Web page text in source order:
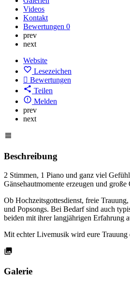
Videos
Kontakt
Bewertungen 0
prev
next
Website
Lesezeichen
Bewertungen
Teilen
Melden
prev
next
Beschreibung
2 Stimmen, 1 Piano und ganz viel
Gänsehautmomente erzeugen und
Ob Hochzeitsgottesdienst, freie
und Popsongs. Bei Bedarf sind auch
beiden mit ihrer langjährigen Erfahrung
Mit echter Livemusik wird eure Trauung
Galerie